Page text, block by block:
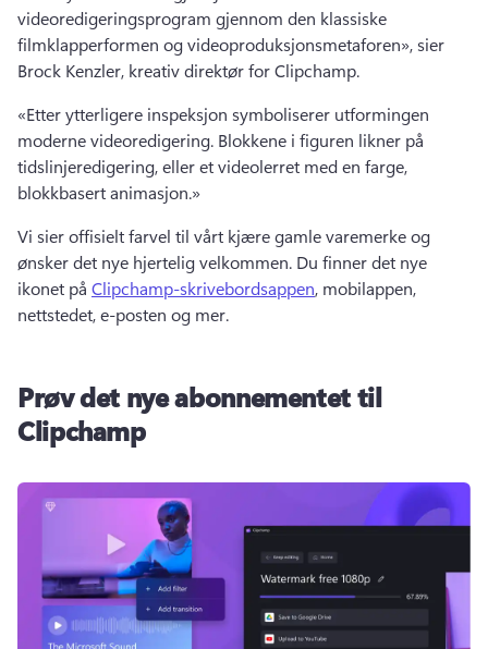
videoredigeringsprogram gjennom den klassiske
filmklapperformen og videoproduksjonsmetaforen», sier
Brock Kenzler, kreativ direktør for Clipchamp.
«Etter ytterligere inspeksjon symboliserer utformingen
moderne videoredigering. Blokkene i figuren likner på
tidslinjeredigering, eller et videolerret med en farge,
blokkbasert animasjon.»
Vi sier offisielt farvel til vårt kjære gamle varemerke og
ønsker det nye hjertelig velkommen. Du finner det nye
ikonet på Clipchamp-skrivebordsappen, mobilappen,
nettstedet, e-posten og mer.
Prøv det nye abonnementet til
Clipchamp